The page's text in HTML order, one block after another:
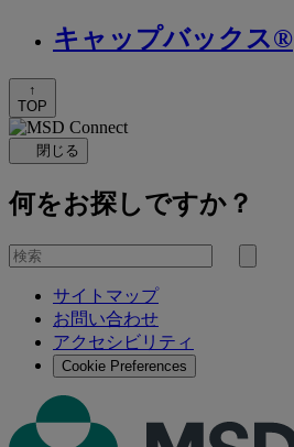
キャップバックス®
↑
TOP
閉じる
何をお探しですか？
を
検
サイトマップ
お問い合わせ
アクセシビリティ
Cookie Preferences